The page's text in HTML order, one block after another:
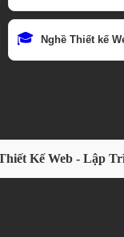
🎓 Nghề Thiết kế
Kế Web - Lập